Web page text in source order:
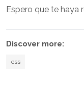
Espero que te haya
Discover more:
css